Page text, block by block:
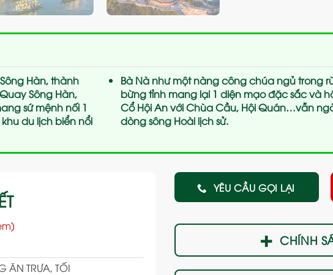
Hàn, thành
Sông Hàn,
sứ mệnh nối 1
du lịch biển nổi
Bà Nà như một nàng công chúa ngủ trong
bừng tỉnh mang lại 1 diện mạo đặc sắc và
Cổ Hội An với Chùa Cầu, Hội Quán…vẫn
dòng sông Hoài lịch sử.
ĂN TRƯA, TỐI
YÊU CẦU GỌI LẠI
CHÍNH